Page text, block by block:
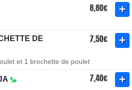
8,80€
DE
7,50€
et 1 brochette de poulet
7,40€